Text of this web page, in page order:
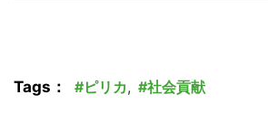
Tags： ピリカ, 社会貢献